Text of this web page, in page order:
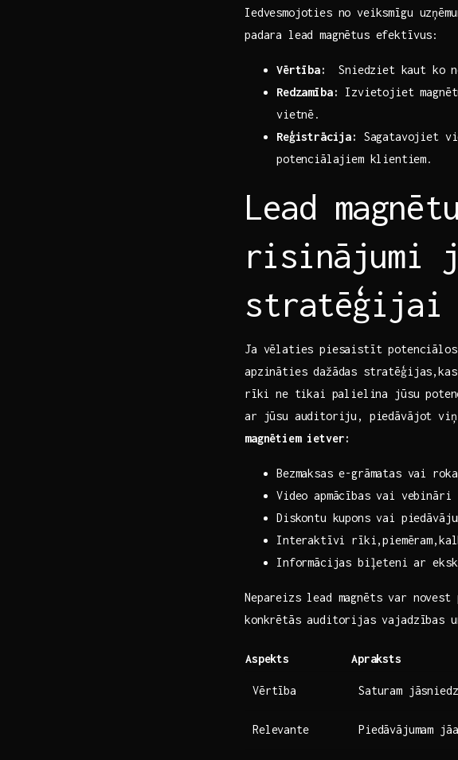
Iedvesmojoties no veiksmīgu
padara lead magnētus efektīvus:
Vērtība:
Sniedziet kaut ko‍
Redzamība:
Izvietojiet
vietnē.
Reģistrācija:
Sagatavojiet
potenciālajiem klientiem.
Lead
⁣risinājumi
stratēģijai
Ja vēlaties piesaistīt
apzināties dažādas
⁣rīki ne tikai ​palielina jūsu
ar jūsu auditoriju, piedāvājot
magnētiem ietver:
Bezmaksas e-grāmatas vai
Video apmācības vai vebināri
Diskontu kupons vai
Interaktīvi
Informācijas biļeteni ar
Nepareizs lead magnēts var‍
konkrētās auditorijas vajadzības
Aspekts Apraksts
Vērtība Saturam
Relevante Piedāvājumam